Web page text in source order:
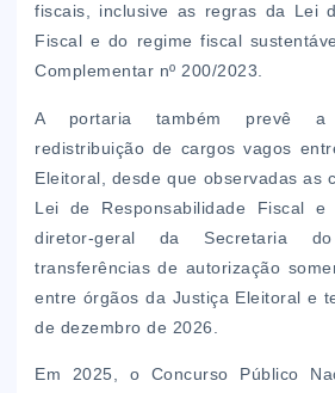
fiscais, inclusive as regras da Lei
Fiscal e do regime fiscal
Complementar nº 200/2023.
A portaria também prevê a
redistribuição de cargos vagos
Eleitoral, desde que observadas as
Lei de Responsabilidade Fiscal
diretor-geral da Secretaria
transferências de autorização
entre órgãos da Justiça Eleitoral e
de dezembro de 2026.
Em 2025, o Concurso Público